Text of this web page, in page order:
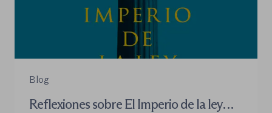
Blog
Reflexiones sobre El Imperio de la ley